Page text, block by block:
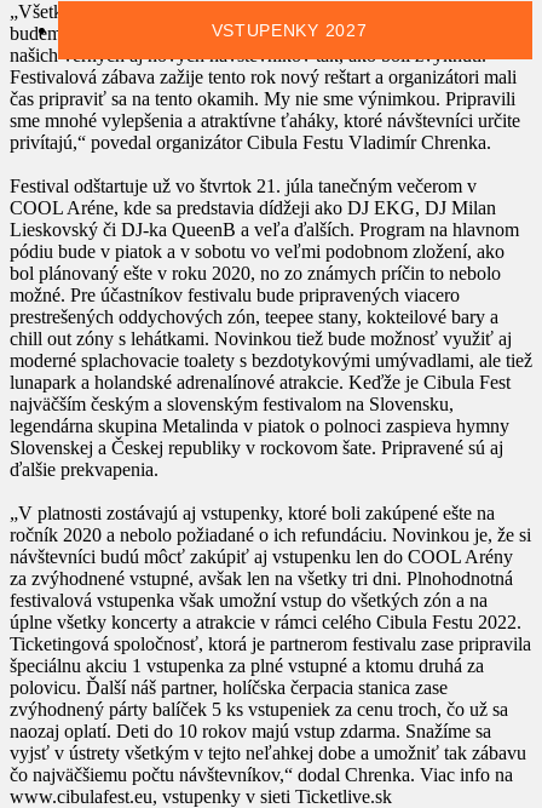
VSTUPENKY 2027
„Všetkým veľmi odľahlo, keď sme sa dozvedeli, že tento ročník už
budeme môcť pripraviť plnohodnotne a opäť privítať všetkých
našich verných aj nových návštevníkov tak, ako boli zvyknutí.
Festivalová zábava zažije tento rok nový reštart a organizátori mali
čas pripraviť sa na tento okamih. My nie sme výnimkou. Pripravili
sme mnohé vylepšenia a atraktívne ťaháky, ktoré návštevníci určite
privítajú,“ povedal organizátor Cibula Festu Vladimír Chrenka.
Festival odštartuje už vo štvrtok 21. júla tanečným večerom v
COOL Aréne, kde sa predstavia dídžeji ako DJ EKG, DJ Milan
Lieskovský či DJ-ka QueenB a veľa ďalších. Program na hlavnom
pódiu bude v piatok a v sobotu vo veľmi podobnom zložení, ako
bol plánovaný ešte v roku 2020, no zo známych príčin to nebolo
možné. Pre účastníkov festivalu bude pripravených viacero
prestrešených oddychových zón, teepee stany, kokteilové bary a
chill out zóny s lehátkami. Novinkou tiež bude možnosť využiť aj
moderné splachovacie toalety s bezdotykovými umývadlami, ale tiež
lunapark a holandské adrenalínové atrakcie. Keďže je Cibula Fest
najväčším českým a slovenským festivalom na Slovensku,
legendárna skupina Metalinda v piatok o polnoci zaspieva hymny
Slovenskej a Českej republiky v rockovom šate. Pripravené sú aj
ďalšie prekvapenia.
„V platnosti zostávajú aj vstupenky, ktoré boli zakúpené ešte na
ročník 2020 a nebolo požiadané o ich refundáciu. Novinkou je, že si
návštevníci budú môcť zakúpiť aj vstupenku len do COOL Arény
za zvýhodnené vstupné, avšak len na všetky tri dni. Plnohodnotná
festivalová vstupenka však umožní vstup do všetkých zón a na
úplne všetky koncerty a atrakcie v rámci celého Cibula Festu 2022.
Ticketingová spoločnosť, ktorá je partnerom festivalu zase pripravila
špeciálnu akciu 1 vstupenka za plné vstupné a ktomu druhá za
polovicu. Ďalší náš partner, holíčska čerpacia stanica zase
zvýhodnený párty balíček 5 ks vstupeniek za cenu troch, čo už sa
naozaj oplatí. Deti do 10 rokov majú vstup zdarma. Snažíme sa
vyjsť v ústrety všetkým v tejto neľahkej dobe a umožniť tak zábavu
čo najväčšiemu počtu návštevníkov,“ dodal Chrenka. Viac info na
www.cibulafest.eu, vstupenky v sieti Ticketlive.sk